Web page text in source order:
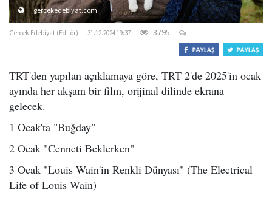
gercekedebiyat.com
Gerçek Edebiyat (Editör) 31.12.2024 19:37 3795
TRT'den yapılan açıklamaya göre, TRT 2'de 2025'in ocak
ayında her akşam bir film, orijinal dilinde ekrana
gelecek.
1 Ocak'ta "Buğday"
2 Ocak "Cenneti Beklerken"
3 Ocak "Louis Wain'in Renkli Dünyası" (The Electrical
Life of Louis Wain)